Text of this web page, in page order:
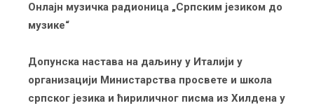
Онлајн музичка радионица „Српским језиком до
музике“
Допунска настава на даљину у Италији у
организацији Министарства просвете и школа
српског језика и ћириличног писма из Хилдена у